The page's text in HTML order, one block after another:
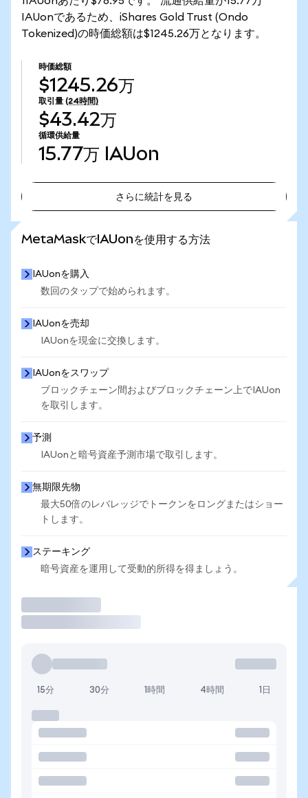
IAUonであるため、iShares Gold Trust (Ondo
Tokenized)の時価総額は$1245.26万となります。
時価総額
$1245.26万
取引量 (24時間)
$43.42万
循環供給量
15.77万 IAUon
さらに統計を見る
MetaMaskでIAUonを使用する方法
IAUonを購入
数回のタップで始められます。
IAUonを売却
IAUonを現金に交換します。
IAUonをスワップ
ブロックチェーン間およびブロックチェーン上でIAUon
を取引します。
予測
IAUonと暗号資産予測市場で取引します。
無期限先物
最大50倍のレバレッジでトークンをロングまたはショー
トします。
ステーキング
暗号資産を運用して受動的所得を得ましょう。
15分 30分 1時間 4時間 1日